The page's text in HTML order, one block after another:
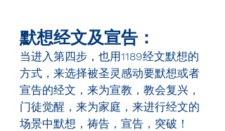
默想经文及宣告：
当进入第四步，也用1189经文默想的
方式，来选择被圣灵感动要默想或者
宣告的经文，来为宣教，教会复兴，
门徒觉醒，来为家庭，来进行经文的
场景中默想，祷告，宣告，突破！